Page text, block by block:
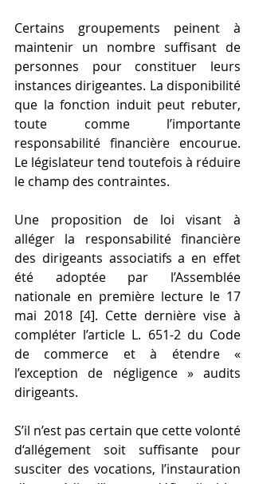
Certains groupements peinent à
maintenir un nombre suffisant de
personnes pour constituer leurs
instances dirigeantes. La disponibilité
que la fonction induit peut rebuter,
toute comme l’importante
responsabilité financière encourue.
Le législateur tend toutefois à réduire
le champ des contraintes.
Une proposition de loi visant à
alléger la responsabilité financière
des dirigeants associatifs a en effet
été adoptée par l’Assemblée
nationale en première lecture le 17
mai 2018 [4]. Cette dernière vise à
compléter l’article L. 651-2 du Code
de commerce et à étendre «
l’exception de négligence » audits
dirigeants.
S’il n’est pas certain que cette volonté
d‘allégement soit suffisante pour
susciter des vocations, l’instauration